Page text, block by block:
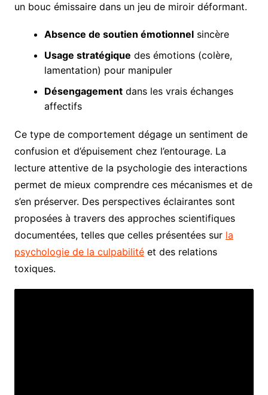
un bouc émissaire dans un jeu de miroir déformant.
Absence de soutien émotionnelsincère
Usage stratégique des émotions (colère,
lamentation) pour manipuler
Désengagementdans les vrais échanges
affectifs
Ce type de comportement dégage un sentiment de
confusion et d’épuisement chez l’entourage. La
lecture attentive de la psychologie des interactions
permet de mieux comprendre ces mécanismes et de
s’en préserver. Des perspectives éclairantes sont
proposées à travers des approches scientifiques
documentées, telles que celles présentées sur la
psychologie de la culpabilitéet des relations
toxiques.